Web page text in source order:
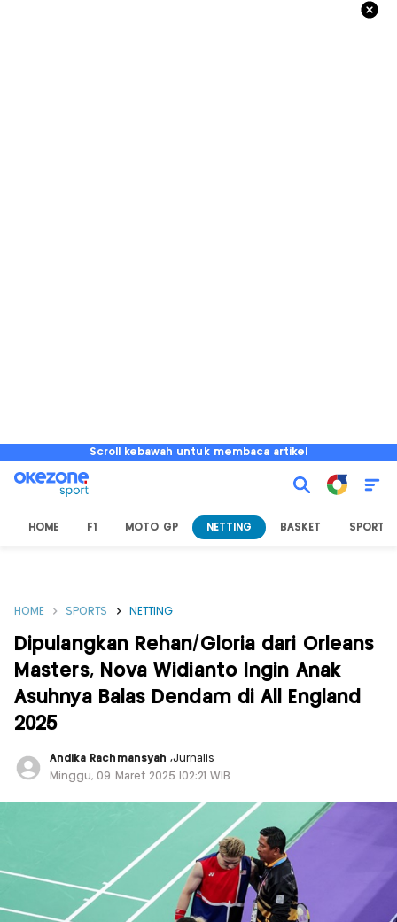
Scroll kebawah untuk membaca artikel
HOME F1 MOTO GP NETTING BASKET SPORT
HOME SPORTS NETTING
Dipulangkan Rehan/Gloria dari Orleans
Masters, Nova Widianto Ingin Anak
Asuhnya Balas Dendam di All England
2025
Andika Rachmansyah ,Jurnalis
Minggu, 09 Maret 2025 |02:21 WIB